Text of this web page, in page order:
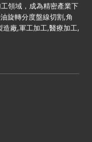
領域，成為精密產業下
旋轉分度盤線切割,角
廠,軍工加工,醫療加工,